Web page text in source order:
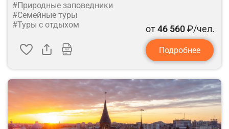
#Природные заповедники
#Семейные туры
#Туры с отдыхом
от46 560₽/чел.
Подробнее